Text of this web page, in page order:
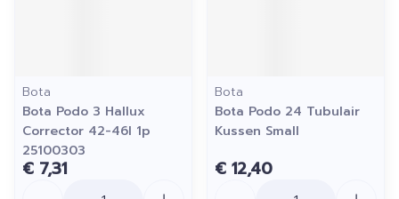
Bota
Bota Podo 3 Hallux
Corrector 42-46l 1p
25100303
€ 7,31
Bota
Bota Podo 24 Tubulair
Kussen Small
€ 12,40